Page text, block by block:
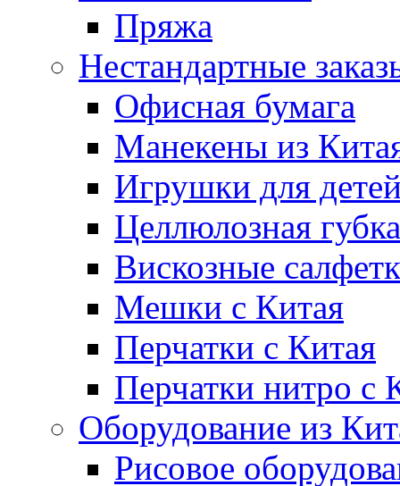
Пряжа
Нестандартные
Офисная бумага
Манекены из
Игрушки для
Целлюлозная губка
Вискозные
Мешки с Китая
Перчатки с Китая
Перчатки нитро с
Оборудование из
Рисовое